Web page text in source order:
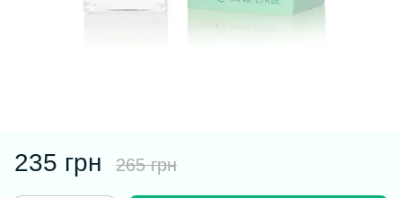
235 грн 265 грн